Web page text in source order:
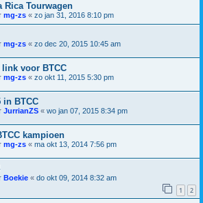
Rica Tourwagen
mg-zs « zo jan 31, 2016 8:10 pm
mg-zs « zo dec 20, 2015 10:45 am
link voor BTCC
mg-zs « zo okt 11, 2015 5:30 pm
in BTCC
JurrianZS « wo jan 07, 2015 8:34 pm
kampioen
mg-zs « ma okt 13, 2014 7:56 pm
Boekie « do okt 09, 2014 8:32 am
1 2